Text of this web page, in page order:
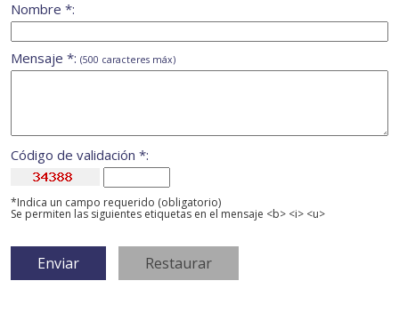
Nombre *:
Mensaje *: (500 caracteres máx)
Código de validación *:
*Indica un campo requerido (obligatorio)
Se permiten las siguientes etiquetas en el mensaje <b> <i> <u>